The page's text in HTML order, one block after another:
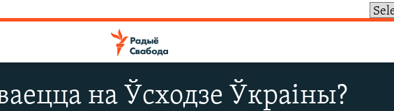
на Ўсходзе Ўкраіны?